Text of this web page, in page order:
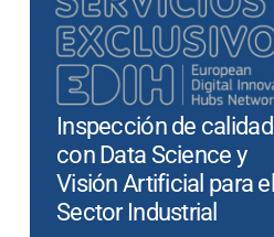
Inspección de calidad
con Data Science y
Visión Artificial para el
Sector Industrial